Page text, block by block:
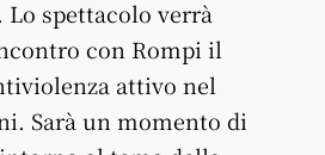
. Lo spettacolo verrà
con Rompi il
attivo nel
Sarà un momento di